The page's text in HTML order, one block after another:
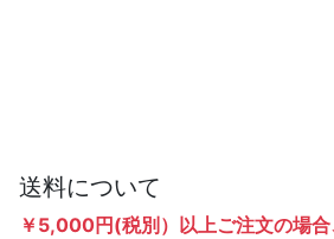
送料について
￥5,000円(税別）以上ご注文の場